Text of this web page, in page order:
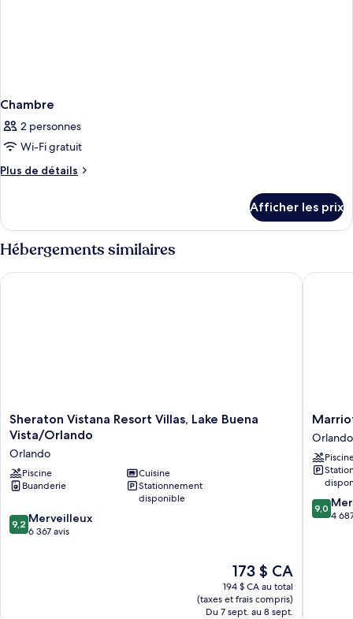
Chambre
2 personnes
Wi-Fi gratuit
Plus de détails
Plus
Chambre
Afficher les prix
Hébergements similaires
Sheraton
Vistana
Resort
Villas,
Lake
Buena
Orlando
Sheraton Vistana Resort Villas, Lake Buena
Vista/Orlando
Orlando
Piscine
Cuisine
Buanderie
Stationnement
disponible
9.2
sur
9,2 Merveilleux
6 367 avis
Le
prix
est
de
173 $ CA
194 $ CA au total
(taxes et frais compris)
Du 7 sept. au 8 sept.
Sheraton Vistana Resort Villas, Lake Buena Vista/Orlando
Grande
Vista
Orlando
Orlando
9.0
sur
9,0
4